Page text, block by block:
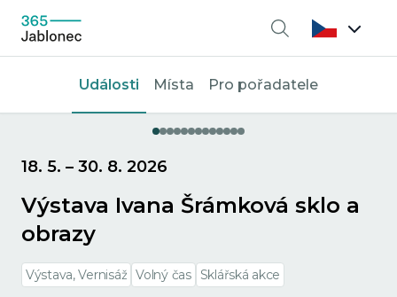
Vyhledávání
Události Místa Pro pořadatele
18. 5. – 30. 8. 2026
Výstava Ivana Šrámková sklo a
obrazy
Výstava, Vernisáž Volný čas Sklářská akce